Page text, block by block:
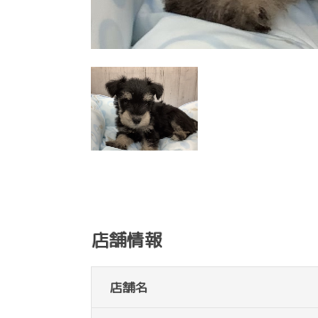
店舗情報
店舗名